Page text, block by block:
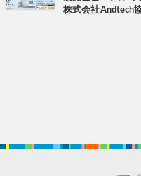
株式会社Andtech